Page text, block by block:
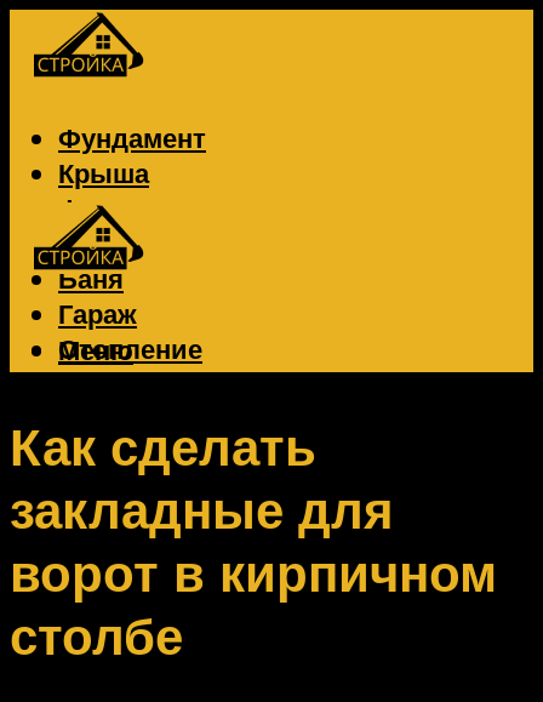
Фундамент
Крыша
Фасад
Забор
Баня
Гараж
Отопление
Вентиляция
Меню
Меню
Как сделать
закладные для
ворот в кирпичном
столбе